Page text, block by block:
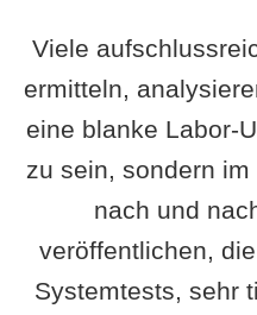
Viele
ermitteln,
eine blanke Labor-
zu sein, sondern
nach und
veröffentlichen,
Systemtests, sehr